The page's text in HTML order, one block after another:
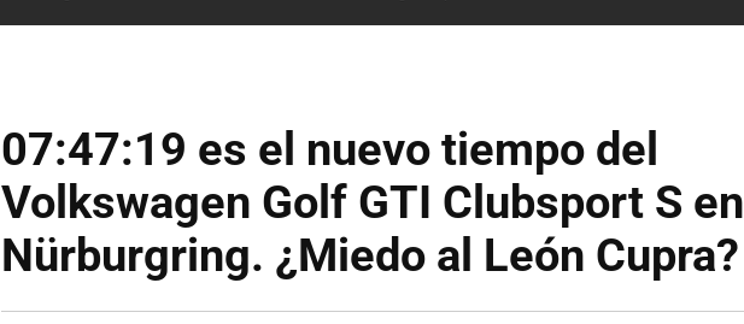
07:47:19 es el nuevo tiempo del
Volkswagen Golf GTI Clubsport S en
Nürburgring. ¿Miedo al León Cupra?